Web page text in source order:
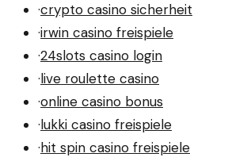
·crypto casino sicherheit
·irwin casino freispiele
·24slots casino login
·live roulette casino
·online casino bonus
·lukki casino freispiele
·hit spin casino freispiele